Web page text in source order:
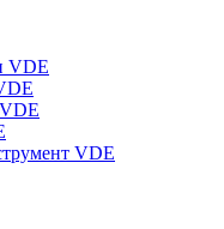
VDE
VDE